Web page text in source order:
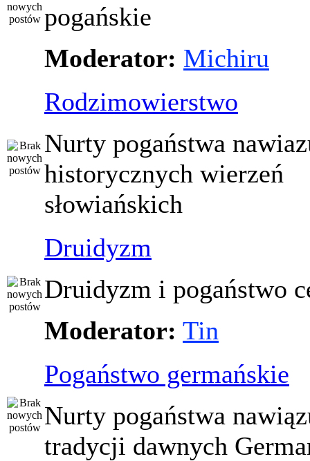
pogańskie
Moderator: Michiru
Rodzimowierstwo
Nurty pogaństwa
historycznych wierzeń
słowiańskich
Druidyzm
Druidyzm i pogaństwo
Moderator: Tin
Pogaństwo germańskie
Nurty pogaństwa
tradycji dawnych